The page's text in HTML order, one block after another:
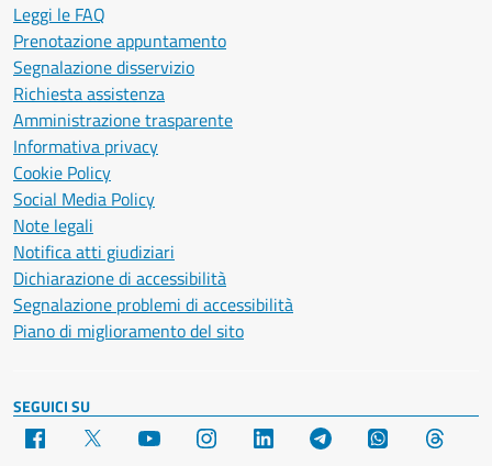
Leggi le FAQ
Prenotazione appuntamento
Segnalazione disservizio
Richiesta assistenza
Amministrazione trasparente
Informativa privacy
Cookie Policy
Social Media Policy
Note legali
Notifica atti giudiziari
Dichiarazione di accessibilità
Segnalazione problemi di accessibilità
Piano di miglioramento del sito
SEGUICI SU
Facebook YouTube Instagram LinkedIn Telegram WhatsApp